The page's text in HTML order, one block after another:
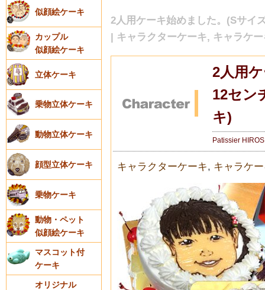
似顔絵ケーキ
カップル
似顔絵ケーキ
立体ケーキ
乗物立体ケーキ
動物立体ケーキ
顔型立体ケーキ
乗物ケーキ
動物・ペット
似顔絵ケーキ
マスコット付
ケーキ
オリジナル
2人用ケーキ始めました。(Sサイ
| キャラクターケーキ, キャラケ
2人用
12セン
キ)
Patissier
キャラクターケーキ, キャラケ